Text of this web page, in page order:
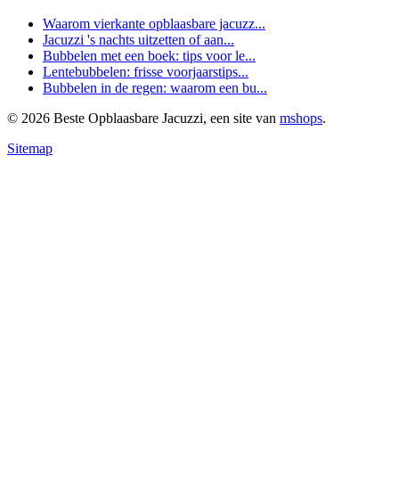
Waarom vierkante opblaasbare jacuzz...
Jacuzzi 's nachts uitzetten of aan...
Bubbelen met een boek: tips voor le...
Lentebubbelen: frisse voorjaarstips...
Bubbelen in de regen: waarom een bu...
© 2026 Beste Opblaasbare Jacuzzi, een site van mshops.
Sitemap